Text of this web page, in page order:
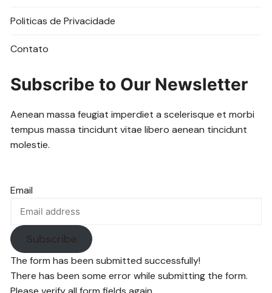
Politicas de Privacidade
Contato
Subscribe to Our Newsletter
Aenean massa feugiat imperdiet a scelerisque et morbi
tempus massa tincidunt vitae libero aenean tincidunt
molestie.
Email
Subscribe
The form has been submitted successfully!
There has been some error while submitting the form.